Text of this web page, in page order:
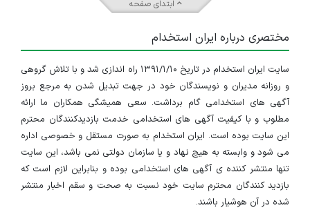
ابتدای صفحه
مختصری درباره ایران استخدام
سایت ایران استخدام در تاریخ ۱۳۹۱/۱/۱۰ راه اندازی شد و با تلاش گروهی
و روزانه مدیران و نویسندگان خود در جهت تبدیل شدن به مرجع بروز
آگهی های استخدامی گام برداشت. سعی همیشگی همکاران ما ارائه
مطلوب و با کیفیت آگهی های استخدامی خدمت بازدیدکنندگان محترم
این سایت بوده است. ایران استخدام به صورت مستقل و خصوصی اداره
می شود و وابسته به هیچ نهاد و یا سازمان دولتی نمی باشد، این سایت
تنها منتشر کننده ی آگهی های استخدامی بوده و بنابراین لازم است که
بازدید کنندگان محترم سایت خود نسبت به صحت و سقم اخبار منتشر
شده در آن هوشیار باشند.